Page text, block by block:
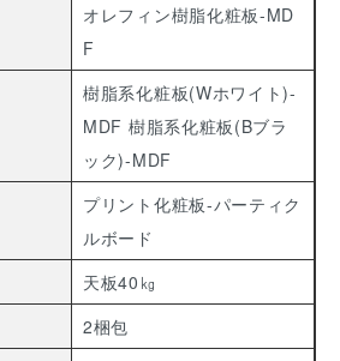
オレフィン樹脂化粧板-MD
F
樹脂系化粧板(Wホワイト)-
MDF 樹脂系化粧板(Bブラ
ック)-MDF
プリント化粧板-パーティク
ルボード
天板40㎏
2梱包